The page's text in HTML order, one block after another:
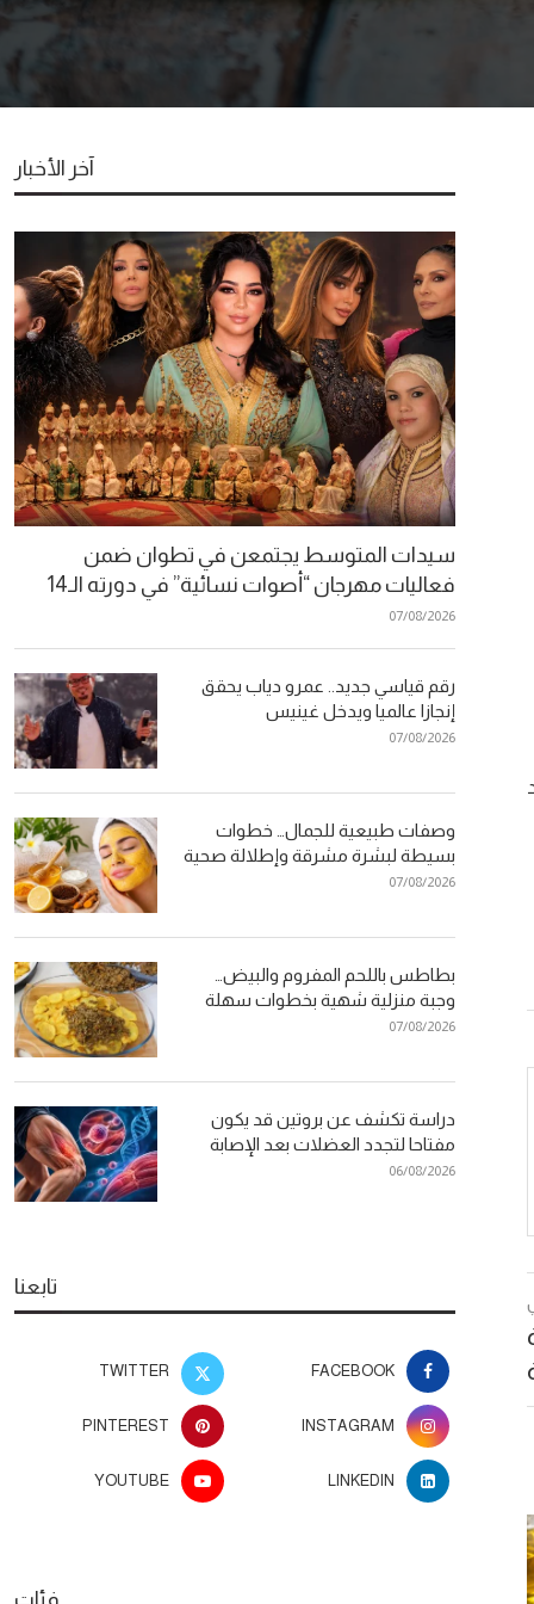
آخر الأخبار
سيدات المتوسط يجتمعن في تطوان ضمن
فعاليات مهرجان “أصوات نسائية” في دورته الـ14
07/08/2026
رقم قياسي جديد.. عمرو دياب يحقق
إنجازا عالميا ويدخل غينيس
07/08/2026
وصفات طبيعية للجمال… خطوات
بسيطة لبشرة مشرقة وإطلالة صحية
07/08/2026
بطاطس باللحم المفروم والبيض…
وجبة منزلية شهية بخطوات سهلة
07/08/2026
دراسة تكشف عن بروتين قد يكون
مفتاحا لتجدد العضلات بعد الإصابة
06/08/2026
تابعنا
FACEBOOK
TWITTER
INSTAGRAM
PINTEREST
LINKEDIN
YOUTUBE
فئات